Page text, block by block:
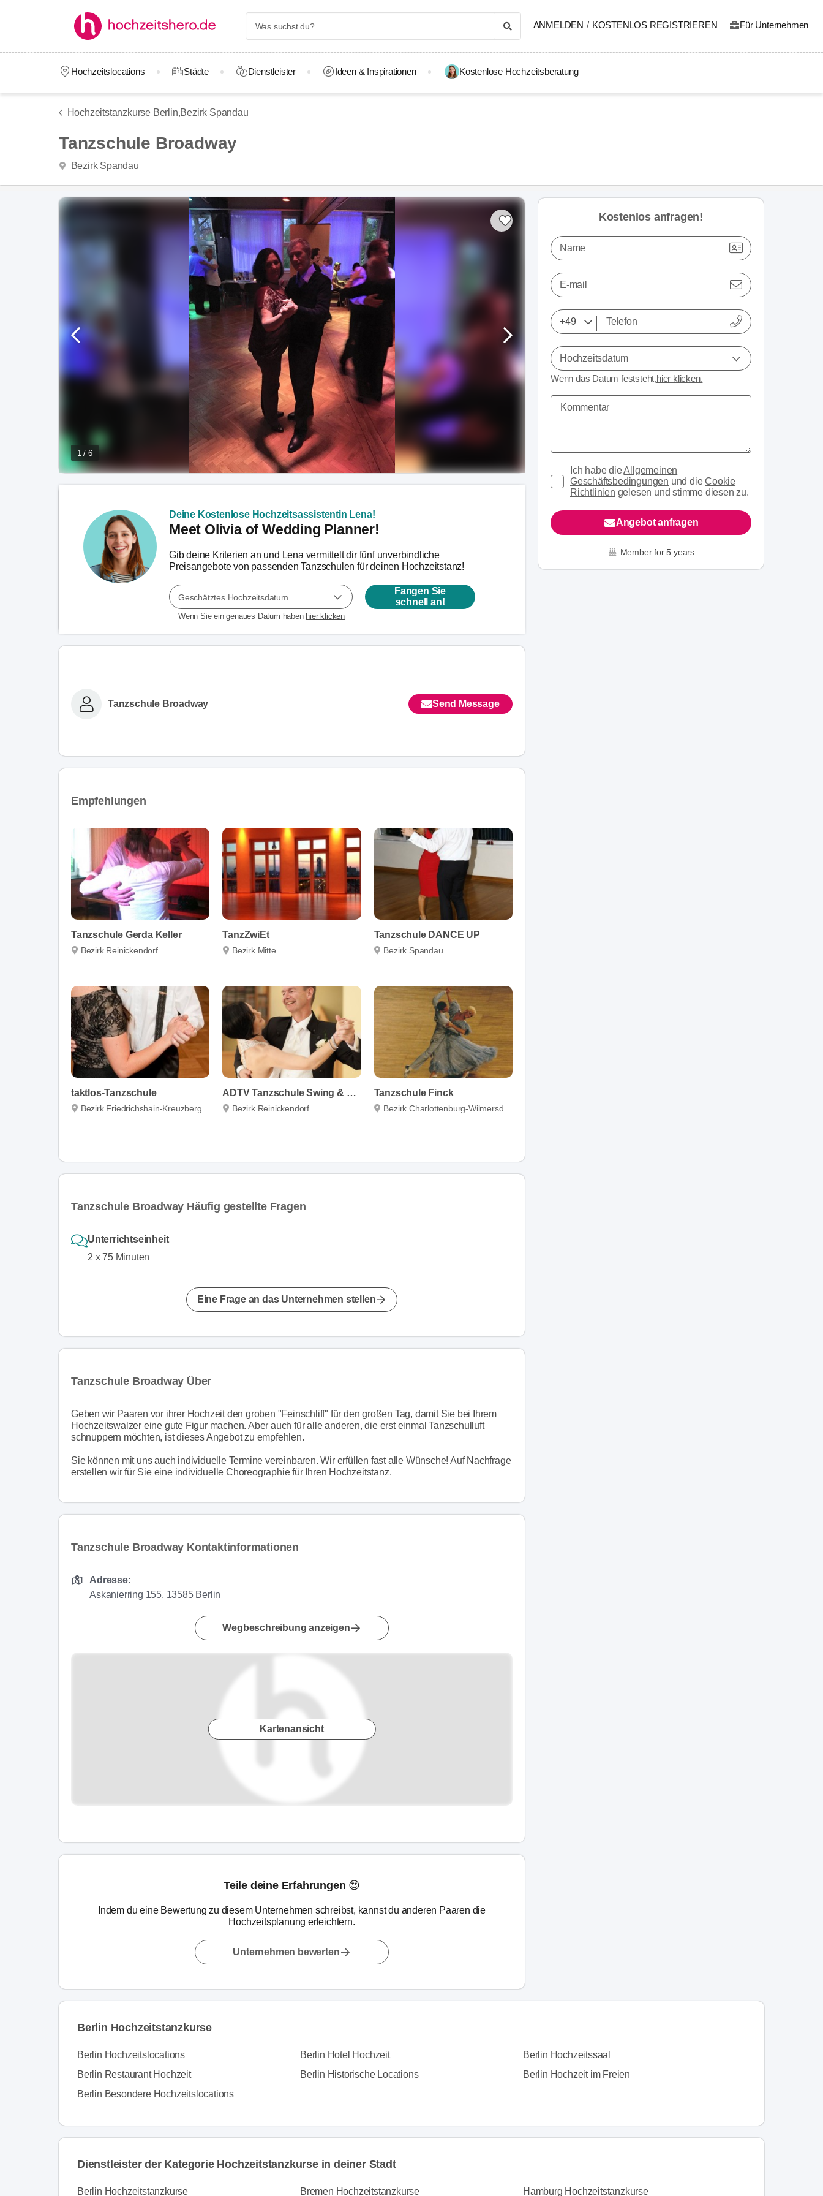
ANMELDEN / KOSTENLOS REGISTRIEREN Für Unternehmen
Hochzeitslocations Städte Dienstleister Ideen & Inspirationen Kostenlose Hochzeitsberatung
Hochzeitstanzkurse Berlin,Bezirk Spandau
Tanzschule Broadway
Bezirk Spandau
1 / 6
Deine Kostenlose Hochzeitsassistentin Lena!
Meet Olivia of Wedding Planner!
Gib deine Kriterien an und Lena vermittelt dir fünf unverbindliche
Preisangebote von passenden Tanzschulen für deinen Hochzeitstanz!
Geschätztes Hochzeitsdatum
Wenn Sie ein genaues Datum haben hier klicken
Fangen Sie
schnell an!
Tanzschule Broadway Send Message
Empfehlungen
Tanzschule Gerda Keller
Bezirk Reinickendorf
TanzZwiEt
Bezirk Mitte
Tanzschule DANCE UP
Bezirk Spandau
taktlos-Tanzschule
Bezirk Friedrichshain-Kreuzberg
ADTV Tanzschule Swing & Fun
Bezirk Reinickendorf
Tanzschule Finck
Bezirk Charlottenburg-Wilmersdorf
Tanzschule Broadway Häufig gestellte Fragen
Unterrichtseinheit
2 x 75 Minuten
Eine Frage an das Unternehmen stellen
Tanzschule Broadway Über
Geben wir Paaren vor ihrer Hochzeit den groben "Feinschliff" für den großen Tag, damit Sie bei Ihrem
Hochzeitswalzer eine gute Figur machen. Aber auch für alle anderen, die erst einmal Tanzschulluft
schnuppern möchten, ist dieses Angebot zu empfehlen.
Sie können mit uns auch individuelle Termine vereinbaren. Wir erfüllen fast alle Wünsche! Auf Nachfrage
erstellen wir für Sie eine individuelle Choreographie für Ihren Hochzeitstanz.
Tanzschule Broadway Kontaktinformationen
Adresse:
Askanierring 155, 13585 Berlin
Wegbeschreibung anzeigen
Kartenansicht
Teile deine Erfahrungen 😍
Indem du eine Bewertung zu diesem Unternehmen schreibst, kannst du anderen Paaren die
Hochzeitsplanung erleichtern.
Unternehmen bewerten
Kostenlos anfragen!
Name
E-mail
Hochzeitsdatum
Wenn das Datum feststeht,hier klicken.
Ich habe dieAllgemeinen
Geschäftsbedingungen und dieCookie
Richtlinien gelesen und stimme diesen zu.
Angebot anfragen
Member for 5 years
Berlin Hochzeitstanzkurse
Berlin Hochzeitslocations Berlin Hotel Hochzeit
Berlin Hochzeitssaal
Berlin Restaurant Hochzeit
Berlin Historische Locations
Berlin Hochzeit im Freien
Berlin Besondere Hochzeitslocations
Dienstleister der Kategorie Hochzeitstanzkurse in deiner Stadt
Berlin Hochzeitstanzkurse Bremen Hochzeitstanzkurse Hamburg Hochzeitstanzkurse